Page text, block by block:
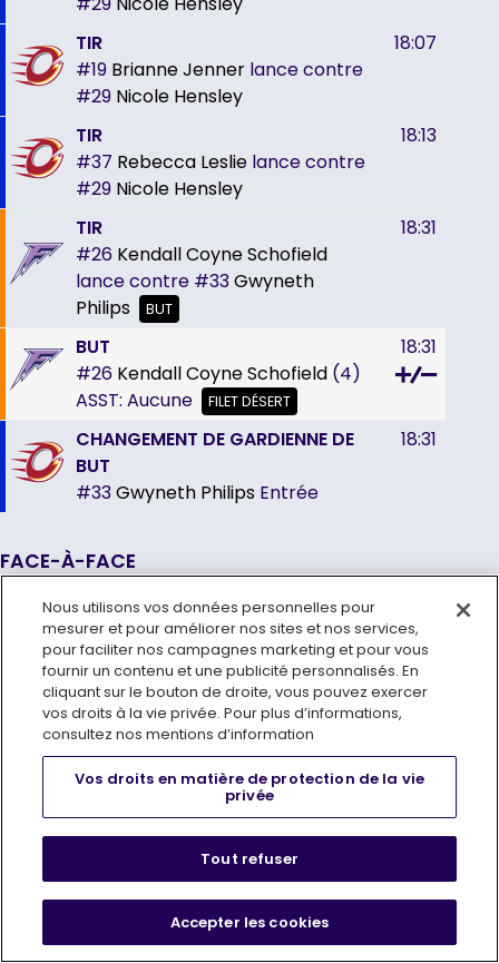
TIR
#19 Brianne Jenner lance contre
#29 Nicole Hensley
18:07
TIR
#37 Rebecca Leslie lance contre
#29 Nicole Hensley
18:13
TIR
#26 Kendall Coyne Schofield
lance contre #33Gwyneth
Philips
BUT
18:31
BUT
#26 Kendall Coyne Schofield (4)
ASST: Aucune FILET DÉSERT
18:31
CHANGEMENT DE GARDIENNE DE
BUT
#33Gwyneth Philips Entrée
18:31
FACE-À-FACE
3-3-0-0 3-3-0-0
Saison en cours
0-0-0-0 0-0-0-0
Cinq saisons précédentes
Face-à-face cette saison
Nous utilisons vos données personnelles pour
mesurer et pour améliorer nos sites et nos services,
pour faciliter nos campagnes marketing et pour vous
fournir un contenu et une publicité personnalisés. En
cliquant sur le bouton de droite, vous pouvez exercer
vos droits à la vie privée. Pour plus d’informations,
consultez nos mentions d’information
Vos droits en matière de protection de la vie
privée
Tout refuser
Accepter les cookies